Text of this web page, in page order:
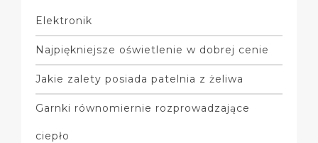
Elektronik
Najpiękniejsze oświetlenie w dobrej cenie
Jakie zalety posiada patelnia z żeliwa
Garnki równomiernie rozprowadzające
ciepło